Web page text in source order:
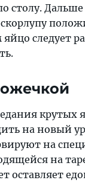
столу.
следует
крутых
на новый
на
на
оставляет